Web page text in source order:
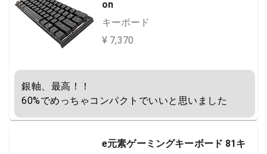
on
キーボード
¥ 7,370
銀軸、最高！！
60%でめっちゃコンパクトでいいと思いました
e元素ゲーミングキーボード 81キ